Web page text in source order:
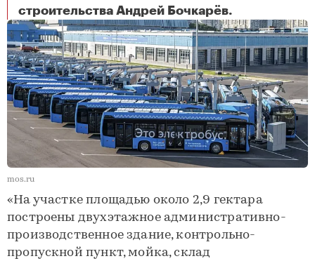
строительства Андрей Бочкарёв.
mos.ru
«На участке площадью около 2,9 гектара
построены двухэтажное административно-
производственное здание, контрольно-
пропускной пункт, мойка, склад